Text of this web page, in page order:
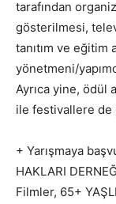
tarafından
gösterilmesi,
tanıtım ve eğitim
yönetmeni/
Ayrıca yine, ödül
ile festivallere
+ Yarışmaya
HAKLARI
Filmler, 65+